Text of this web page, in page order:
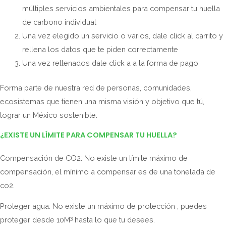
múltiples servicios ambientales para compensar tu huella
de carbono individual
Una vez elegido un servicio o varios, dale click al carrito y
rellena los datos que te piden correctamente
Una vez rellenados dale click a a la forma de pago
Forma parte de nuestra red de personas, comunidades,
ecosistemas que tienen una misma visión y objetivo que tú,
lograr un México sostenible.
¿EXISTE UN LÍMITE PARA COMPENSAR TU HUELLA?
Compensación de CO2: No existe un límite máximo de
compensación, el mínimo a compensar es de una tonelada de
co2.
Proteger agua: No existe un máximo de protección , puedes
proteger desde 10M3 hasta lo que tu desees.